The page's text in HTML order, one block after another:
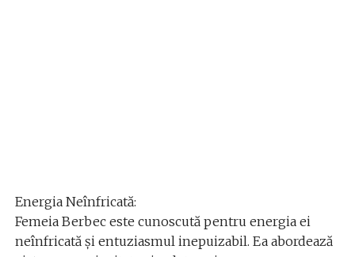
Energia Neînfricată:
Femeia Berbec este cunoscută pentru energia ei
neînfricată și entuziasmul inepuizabil. Ea abordează